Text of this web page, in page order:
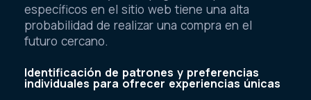
específicos en el sitio web tiene una alta
probabilidad de realizar una compra en el
futuro cercano.
Identificación de patrones y preferencias
individuales para ofrecer experiencias únicas